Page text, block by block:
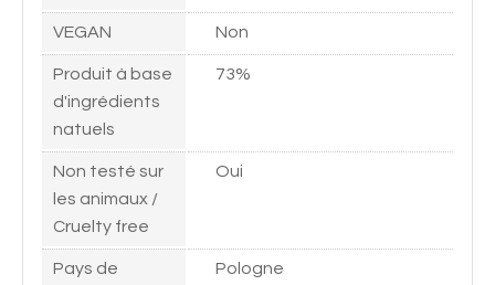
VEGAN Non
Produit à base
d'ingrédients
natuels
73%
Non testé sur
les animaux /
Cruelty free
Oui
Pays de
Pologne